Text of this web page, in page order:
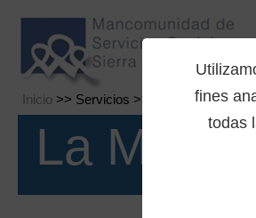
fines
todas
Inicio >> Servicios >> Boletín
La